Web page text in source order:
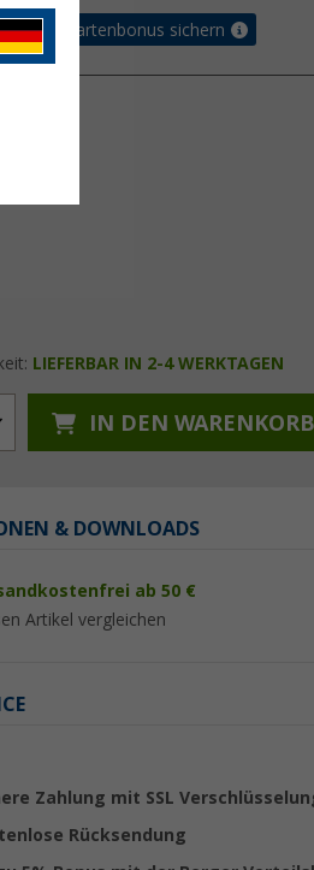
Vorteilskartenbonus sichern
LIEFERBAR IN 2-4 WERKTAGEN
IN DEN WARENKORB
& DOWNLOADS
ab 50 €
Artikel vergleichen
Zahlung mit SSL
Rücksendung
Camplife Makramee
Organizer M